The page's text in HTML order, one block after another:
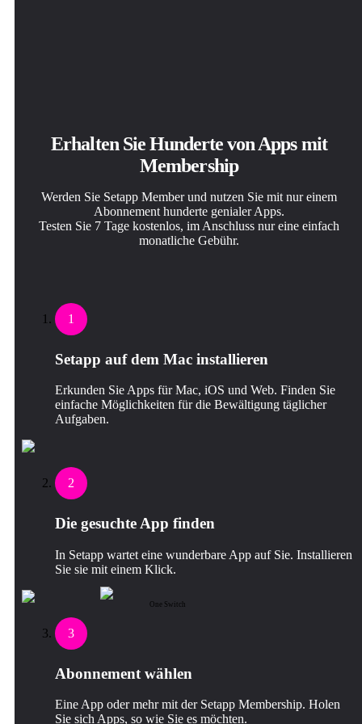
Erhalten Sie Hunderte von Apps mit
Membership
Werden Sie Setapp Member und nutzen Sie mit nur einem
Abonnement hunderte genialer Apps.
Testen Sie 7 Tage kostenlos, im Anschluss nur eine einfach
monatliche Gebühr.
1
Setapp auf dem Mac installieren
Erkunden Sie Apps für Mac, iOS und Web. Finden Sie
einfache Möglichkeiten für die Bewältigung täglicher
Aufgaben.
2
Die gesuchte App finden
In Setapp wartet eine wunderbare App auf Sie. Installieren
Sie sie mit einem Klick.
One Switch
3
Abonnement wählen
Eine App oder mehr mit der Setapp Membership. Holen
Sie sich Apps, so wie Sie es möchten.